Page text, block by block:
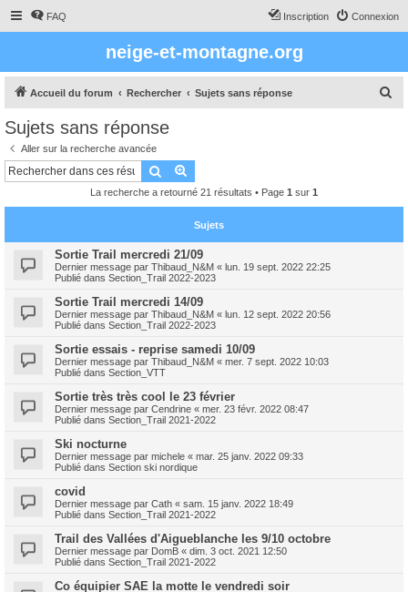
FAQ Connexion
Inscription
neige-et-montagne.org
Accueil du forum Rechercher Sujets sans réponse
h
Sujets sans réponse
Aller sur la recherche avancée
Rechercher
La recherche a retourné 21 résultats • Page 1 sur 1
Sujets
Sortie Trail mercredi 21/09
Dernier message par Thibaud_N&M « lun. 19 sept. 2022 22:25
Publié dans Section_Trail 2022-2023
Sortie Trail mercredi 14/09
Dernier message par Thibaud_N&M « lun. 12 sept. 2022 20:56
Publié dans Section_Trail 2022-2023
Sortie essais - reprise samedi 10/09
Dernier message par Thibaud_N&M « mer. 7 sept. 2022 10:03
Publié dans Section_VTT
Sortie très très cool le 23 février
Dernier message par Cendrine « mer. 23 févr. 2022 08:47
Publié dans Section_Trail 2021-2022
Ski nocturne
Dernier message par michele « mar. 25 janv. 2022 09:33
Publié dans Section ski nordique
covid
Dernier message par Cath « sam. 15 janv. 2022 18:49
Publié dans Section_Trail 2021-2022
Trail des Vallées d'Aigueblanche les 9/10 octobre
Dernier message par DomB « dim. 3 oct. 2021 12:50
Publié dans Section_Trail 2021-2022
Co équipier SAE la motte le vendredi soir